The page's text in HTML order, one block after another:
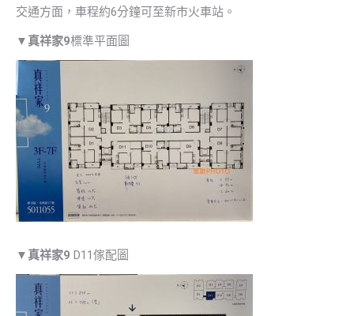
交通方面，車程約6分鐘可至新市火車站。
▼ 真祥家9標準平面圖
▼ 真祥家9 D11傢配圖